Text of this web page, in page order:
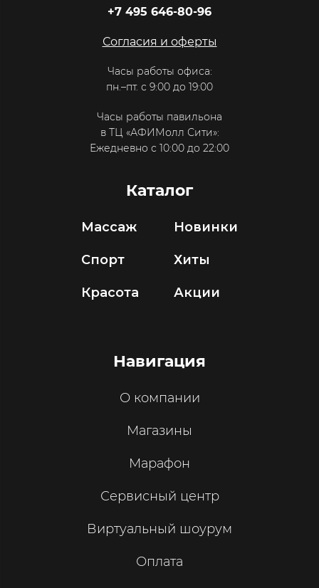
+7 495 646-80-96
Согласия и оферты
Часы работы офиса:
пн.–пт. с 9:00 до 19:00
Часы работы павильона
в ТЦ «АФИМолл Сити»:
Ежедневно с 10:00 до 22:00
Каталог
Массаж
Спорт
Красота
Новинки
Хиты
Акции
Навигация
О компании
Магазины
Марафон
Сервисный центр
Виртуальный шоурум
Оплата